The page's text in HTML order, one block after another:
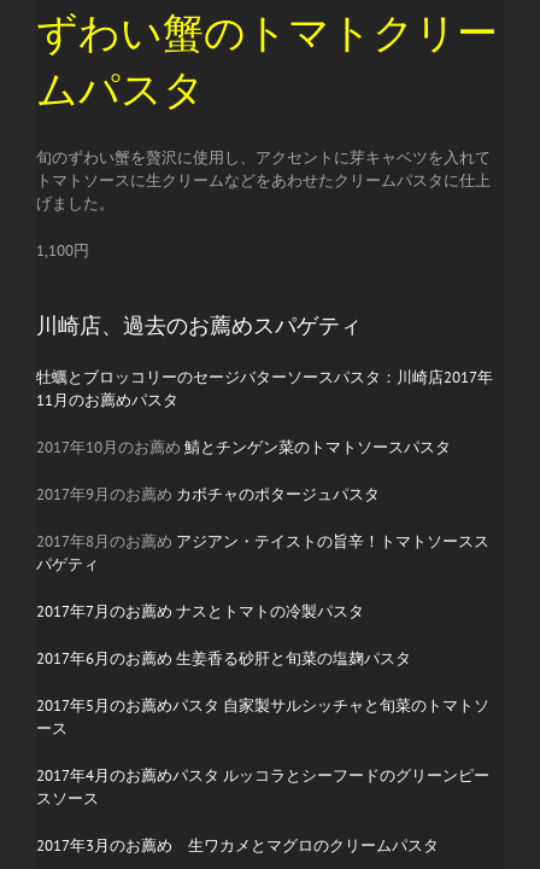
ずわい蟹のトマトクリー
ムパスタ
旬のずわい蟹を贅沢に使用し、アクセントに芽キャベツを入れて
トマトソースに生クリームなどをあわせたクリームパスタに仕上
げました。
1,100円
川崎店、過去のお薦めスパゲティ
牡蠣とブロッコリーのセージバターソースパスタ：川崎店2017年
11月のお薦めパスタ
2017年10月のお薦め 鯖とチンゲン菜のトマトソースパスタ
2017年9月のお薦め カボチャのポタージュパスタ
2017年8月のお薦め アジアン・テイストの旨辛！トマトソースス
パゲティ
2017年7月のお薦め ナスとトマトの冷製パスタ
2017年6月のお薦め 生姜香る砂肝と旬菜の塩麹パスタ
2017年5月のお薦めパスタ 自家製サルシッチャと旬菜のトマトソ
ース
2017年4月のお薦めパスタ ルッコラとシーフードのグリーンピー
スソース
2017年3月のお薦め 生ワカメとマグロのクリームパスタ